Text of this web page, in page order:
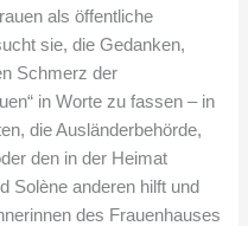
als öffentliche
sie, die Gedanken,
Schmerz der
in Worte zu fassen – in
die Ausländerbehörde,
den in der Heimat
Solène anderen hilft und
des Frauenhauses